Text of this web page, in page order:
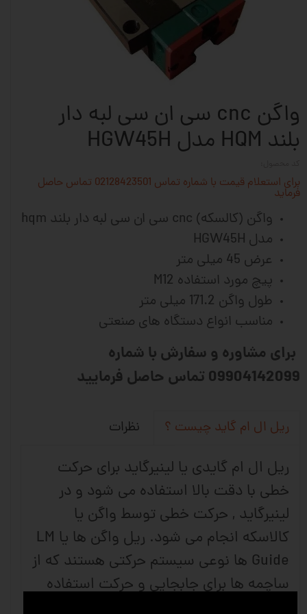
واگن cnc سی ان سی لبه دار
بلند HQM مدل HGW45H
برای استعلام قیمت با شماره تماس 02128423501 تماس حاصل
فرماید
واگن (کالسکه) cnc سی ان سی لبه دار بلند hqm
مدل HGW45H
عرض 45 میلی متر
پیچ مورد استفاده M12
طول واگن 171.2 میلی متر
مناسب انواع دستگاه های صنعتی
برای مشاوره و سفارش با شماره
09904142099 تماس حاصل فرمایید
ریل ال ام گاید چیست ؟ نظرات
ریل ال ام گایدی یا لینیرگاید برای حرکت
خطی با دقت بالا استفاده می شود و در
لینیرگاید , حرکت خطی توسط واگن یا
کالاسکه انجام می شود. ریل واگن ها یا LM
Guide ها نوعی سیستم حرکتی هستند که از
ساچمه ها برای جابجایی و حرکت استفاده